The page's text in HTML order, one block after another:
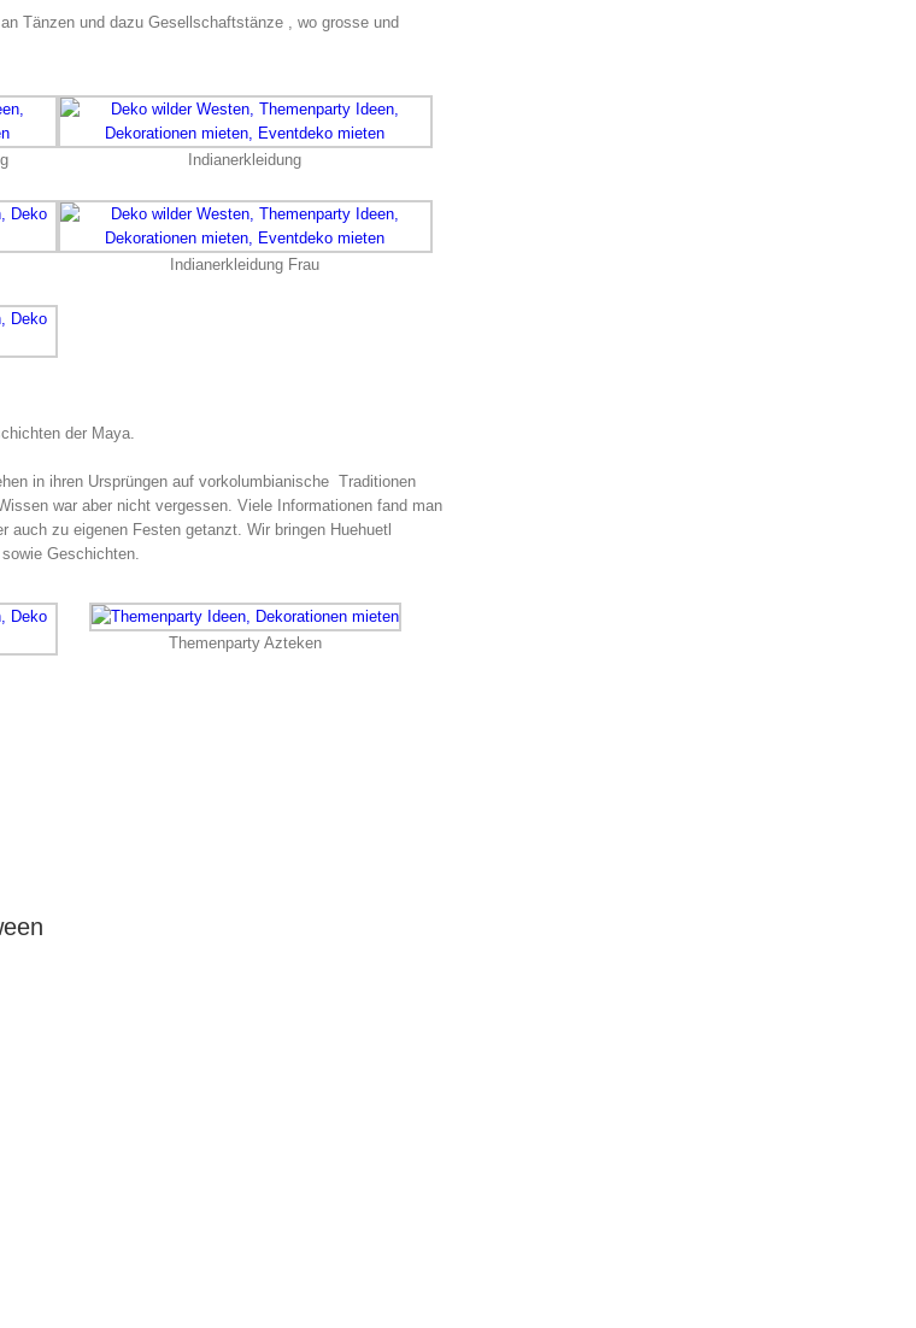
Tänzen und dazu Gesellschaftstänze , wo grosse und
Indianerkleidung
Indianerkleidung Frau
der Maya.
in ihren Ursprüngen auf vorkolumbianische Traditionen
war aber nicht vergessen. Viele Informationen fand man
auch zu eigenen Festen getanzt. Wir bringen Huehuetl
Geschichten.
Themenparty Azteken